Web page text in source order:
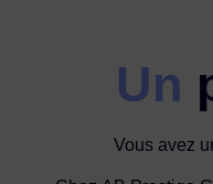
Un
Vous avez